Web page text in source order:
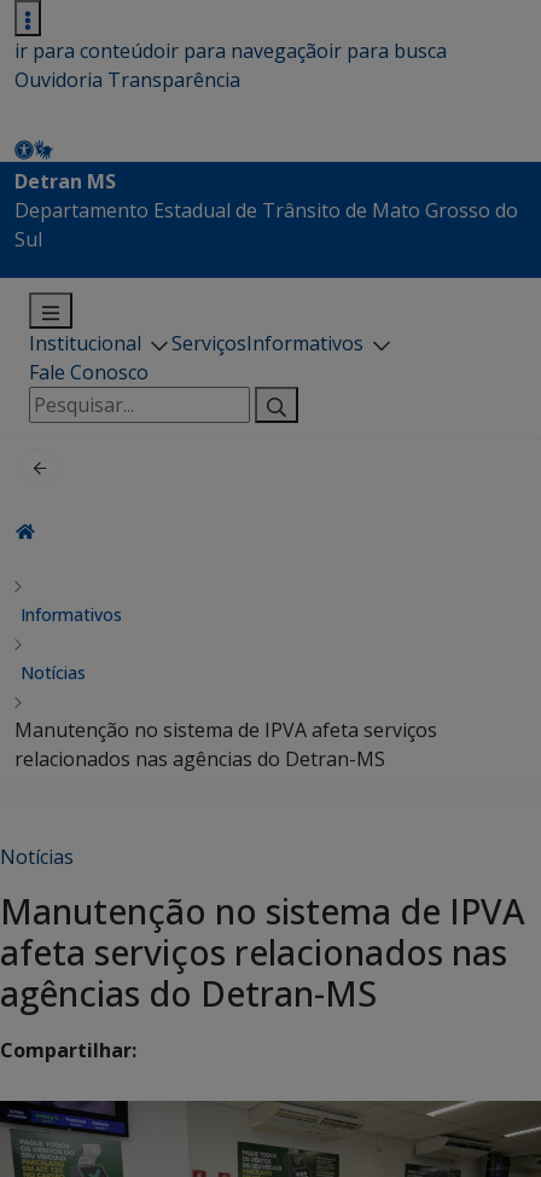
ir para conteúdoir para navegaçãoir para busca
Ouvidoria Transparência
Detran MS
Departamento Estadual de Trânsito de Mato Grosso do
Sul
Institucional ServiçosInformativos
Fale Conosco
Pesquisar
por:
Informativos
Notícias
Manutenção no sistema de IPVA afeta serviços
relacionados nas agências do Detran-MS
Notícias
Manutenção no sistema de IPVA
afeta serviços relacionados nas
agências do Detran-MS
Compartilhar: